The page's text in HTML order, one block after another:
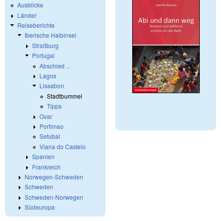
Ausblicke
Länder
Reiseberichte
Iberische Halbinsel
Straßburg
Portugal
Abschied ...
Lagos
Lissabon
Stadtbummel
Tipps
Ovar
Portimao
Setubal
Viana do Castelo
Spanien
Frankreich
Norwegen-Schweden
Schweden
Schweden-Norwegen
Südeuropa